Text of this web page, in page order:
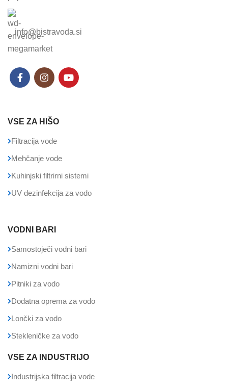
info@bistravoda.si
VSE ZA HIŠO
Filtracija vode
Mehčanje vode
Kuhinjski filtrirni sistemi
UV dezinfekcija za vodo
VODNI BARI
Samostoječi vodni bari
Namizni vodni bari
Pitniki za vodo
Dodatna oprema za vodo
Lončki za vodo
Stekleničke za vodo
VSE ZA INDUSTRIJO
Industrijska filtracija vode